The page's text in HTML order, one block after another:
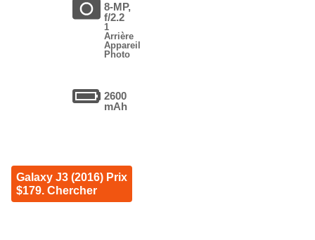
8-MP,
f/2.2
1
Arrière
Appareil
Photo
2600
mAh
Galaxy J3 (2016) Prix
$179. Chercher